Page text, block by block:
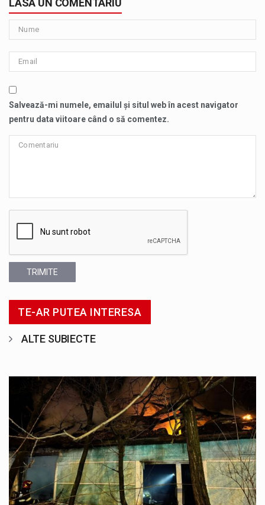
Salvează-mi numele, emailul și situl web în acest navigator
pentru data viitoare când o să comentez.
TRIMITE
TE-AR PUTEA INTERESA
ALTE SUBIECTE